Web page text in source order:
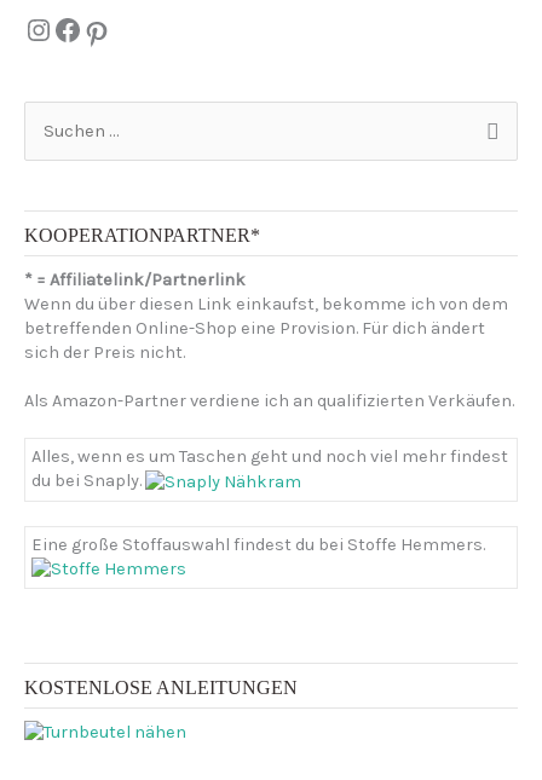
InstagramFacebook Pinterest
c
e
n
n
a
c
h
:
KOOPERATIONPARTNER*
* = Affiliatelink/Partnerlink
Wenn du über diesen Link einkaufst, bekomme ich von dem
betreffenden Online-Shop eine Provision. Für dich ändert
sich der Preis nicht.
Als Amazon-Partner verdiene ich an qualifizierten Verkäufen.
Alles, wenn es um Taschen geht und noch viel mehr findest
du bei Snaply.
Eine große Stoffauswahl findest du bei Stoffe Hemmers.
KOSTENLOSE ANLEITUNGEN